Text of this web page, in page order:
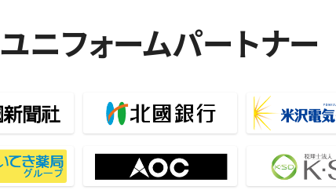
ユニフォームパートナー